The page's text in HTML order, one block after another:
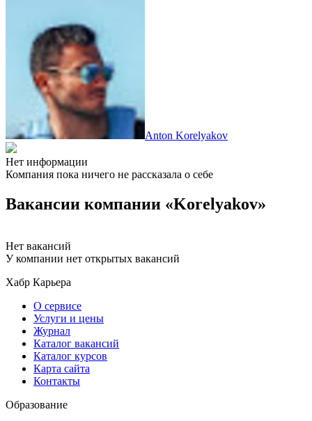
Anton Korelyakov
Нет информации
Компания пока ничего не рассказала о себе
Вакансии компании «Korelyakov»
Нет вакансий
У компании нет открытых вакансий
Хабр Карьера
О сервисе
Услуги и цены
Журнал
Каталог вакансий
Каталог курсов
Карта сайта
Контакты
Образование